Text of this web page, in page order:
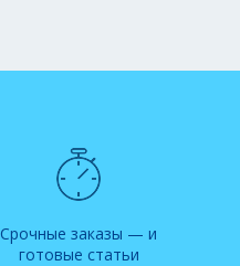
Срочные заказы — и
готовые статьи